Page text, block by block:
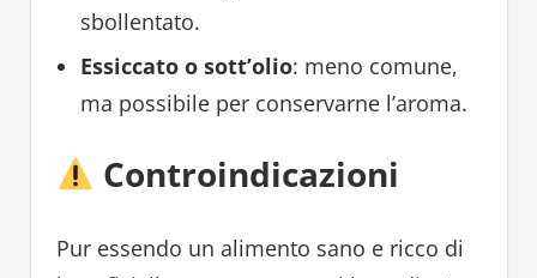
sbollentato.
Essiccato o sott’olio: meno comune,
ma possibile per conservarne l’aroma.
Controindicazioni
Pur essendo un alimento sano e ricco di